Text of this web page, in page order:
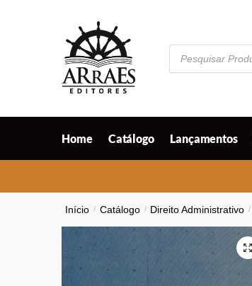
Pesquisar
produtos
Home Catálogo Lançamentos
Início / Catálogo / Direito Administrativo /
🔍